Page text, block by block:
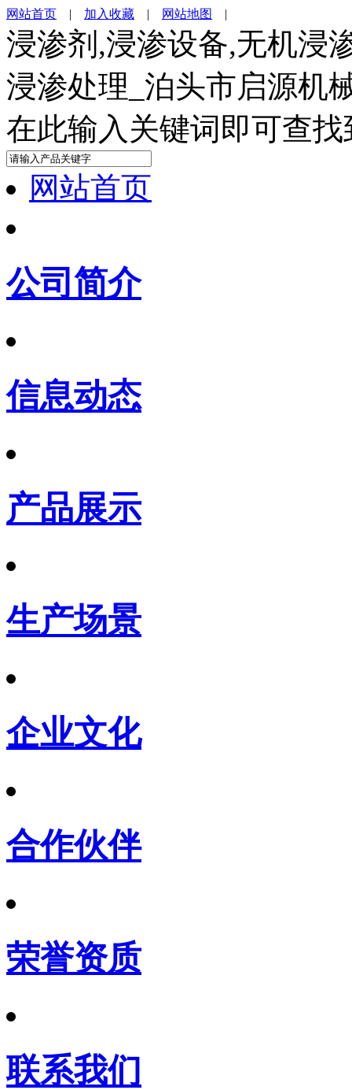
网站首页 | 加入收藏 | 网站地图 |
浸渗剂,浸渗设备,无机浸
浸渗处理_泊头市启源机
在此输入关键词即可查
网站首页
公司简介
信息动态
产品展示
生产场景
企业文化
合作伙伴
荣誉资质
联系我们